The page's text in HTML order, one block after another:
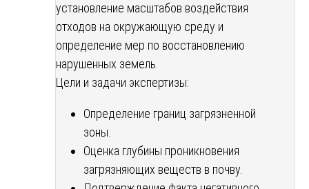
установление масштабов воздействия
отходов на окружающую среду и
определение мер по восстановлению
нарушенных земель.
Цели и задачи экспертизы:
Определение границ загрязненной
зоны.
Оценка глубины проникновения
загрязняющих веществ в почву.